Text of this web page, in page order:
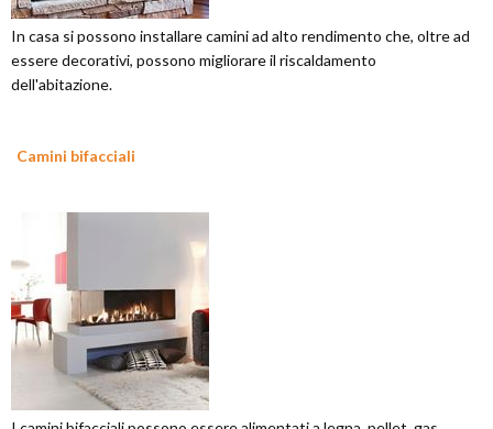
In casa si possono installare camini ad alto rendimento che, oltre ad
essere decorativi, possono migliorare il riscaldamento
dell'abitazione.
Camini bifacciali